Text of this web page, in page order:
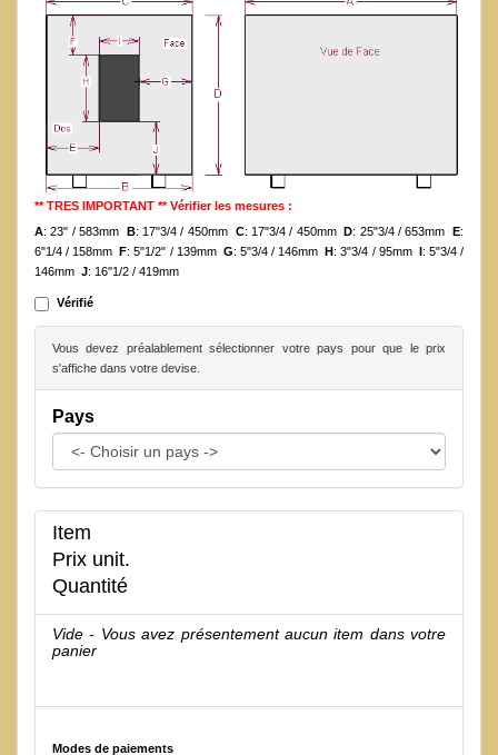
** TRES IMPORTANT ** Vérifier les mesures :
A: 23" / 583mm B: 17"3/4 / 450mm C: 17"3/4 / 450mmD: 25"3/4 / 653mm E:
6"1/4 / 158mmF: 5"1/2" / 139mm G: 5"3/4 / 146mmH: 3"3/4 / 95mm I: 5"3/4 /
146mm J: 16''1/2 / 419mm
Vérifié
Vous devez préalablement sélectionner votre pays pour que le prix
s'affiche dans votre devise.
Pays
Item
Prix unit.
Quantité
Vide - Vous avez présentement aucun item dans votre
panier
Modes de paiements